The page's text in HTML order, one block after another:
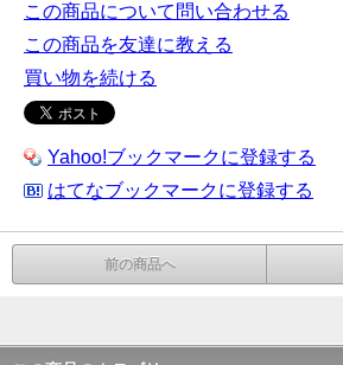
この商品について問い合わせる
この商品を友達に教える
買い物を続ける
Yahoo!ブックマークに登録する
はてなブックマークに登録する
前の商品へ